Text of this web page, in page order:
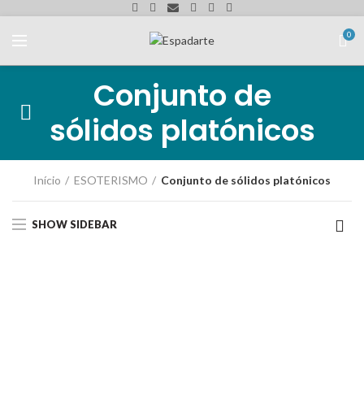
0
Conjunto de
sólidos platónicos
Início ESOTERISMO Conjunto de sólidos platónicos
SHOW SIDEBAR